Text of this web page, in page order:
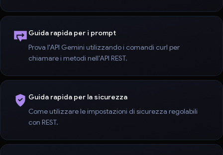
Guida rapida per i prompt
Prova l'API Gemini utilizzando i comandi curl per
chiamare i metodi nell'API REST.
Guida rapida per la sicurezza
Come utilizzare le impostazioni di sicurezza regolabili
con REST.